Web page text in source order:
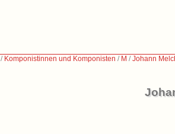
/ Komponistinnen und Komponisten / M /Johann